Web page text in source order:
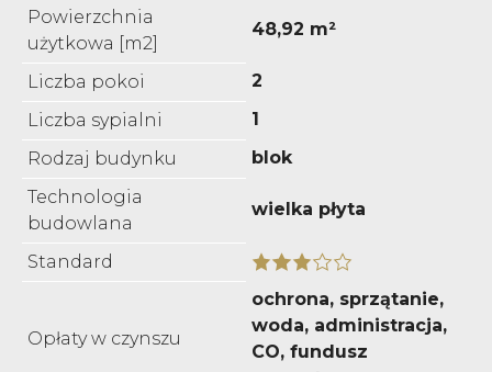
Powierzchnia
użytkowa [m2]
48,92 m²
Liczba pokoi
2
Liczba sypialni
1
Rodzaj budynku
blok
Technologia
budowlana
wielka płyta
Standard
Opłaty w czynszu
ochrona, sprzątanie,
woda, administracja,
CO, fundusz